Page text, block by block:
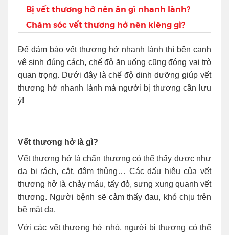
Bị vết thương hở nên ăn gì nhanh lành?
Chăm sóc vết thương hở nên kiêng gì?
Để đảm bảo vết thương hở nhanh lành thì bên cạnh
vệ sinh đúng cách, chế độ ăn uống cũng đóng vai trò
quan trọng. Dưới đây là chế độ dinh dưỡng giúp vết
thương hở nhanh lành mà người bị thương cần lưu
ý!
Vết thương hở là gì?
Vết thương hở là chấn thương có thể thấy được như
da bị rách, cắt, đâm thủng… Các dấu hiệu của vết
thương hở là chảy máu, tấy đỏ, sưng xung quanh vết
thương. Người bệnh sẽ cảm thấy đau, khó chịu trên
bề mặt da.
Với các vết thương hở nhỏ, người bị thương có thể